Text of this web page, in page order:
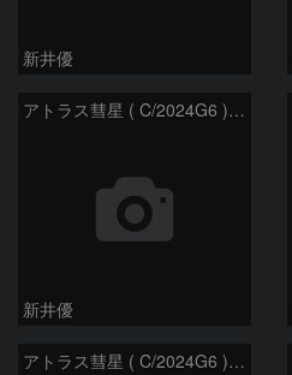
新井優
アトラス彗星 ( C/2024G6 )：2026/07/09
新井優
アトラス彗星 ( C/2024G6 )：2026/07/08